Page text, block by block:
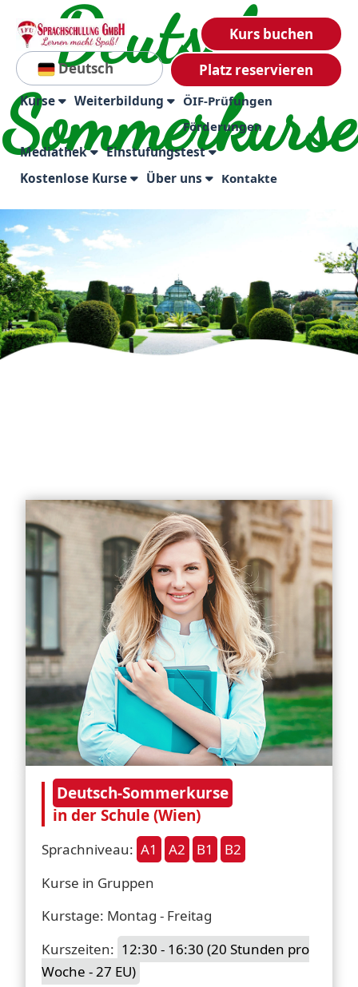
Deutsch
Kurs buchen
Platz reservieren
Kurse Weiterbildung
ÖIF-Prüfungen
Förderungen
Mediathek
Einstufungstest
Kostenlose Kurse
Über uns Kontakte
Deutsch-
Sommerkurse
Deutsch-Sommerkurse
in der Schule (Wien)
Sprachniveau: A1 A2 B1
B2
Kurse in Gruppen
Kurstage: Montag - Freitag
Kurszeiten: 12:30 - 16:30 (20 Stunden pro
Woche - 27 EU)